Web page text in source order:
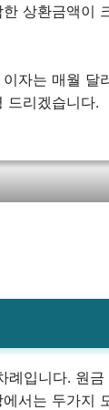
상환금액이
자는 매월 달
드리겠습니다.
입니다. 원
서는 두가지